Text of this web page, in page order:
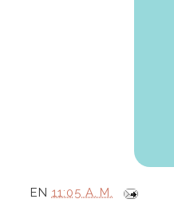
EN 11:05 A. M.